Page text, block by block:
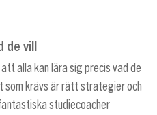
de vill
alla kan lära sig precis vad de
som krävs är rätt strategier och
studiecoacher